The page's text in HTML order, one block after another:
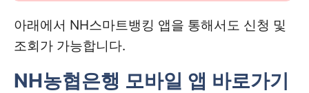
아래에서 NH스마트뱅킹 앱을 통해서도 신청 및
조회가 가능합니다.
NH농협은행 모바일 앱 바로가기